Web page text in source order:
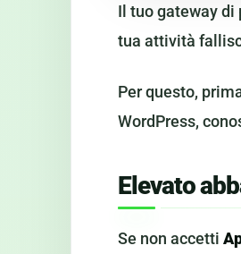
Il tuo gateway di
tua attività
Per questo,
WordPress,
Elevato
Se non accetti